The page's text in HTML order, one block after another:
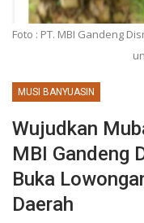
Foto : PT. MBI Gandeng
MUSI BANYUASIN
Wujudkan
MBI Gandeng
Buka
Daerah